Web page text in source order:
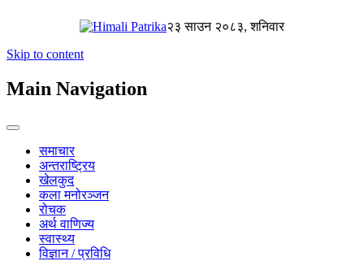
२३ साउन २०८३, शनिवार
Skip to content
Main Navigation
समाचार
अन्तराष्ट्रिय
खेलकुद
कला मनोरञ्जन
रोचक
अर्थ वाणिज्य
स्वास्थ्य
विज्ञान / प्रविधि